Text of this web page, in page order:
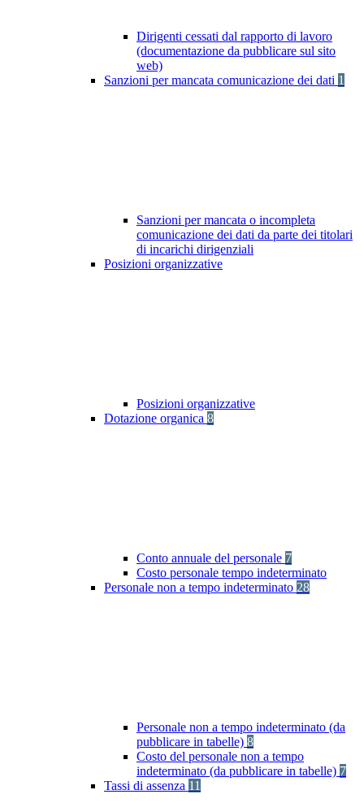
Dirigenti cessati dal rapporto di lavoro
(documentazione da pubblicare sul sito
web)
Sanzioni per mancata comunicazione dei dati 1
Sanzioni per mancata o incompleta
comunicazione dei dati da parte dei titolari
di incarichi dirigenziali
Posizioni organizzative
Posizioni organizzative
Dotazione organica 8
Conto annuale del personale 7
Costo personale tempo indeterminato
Personale non a tempo indeterminato 28
Personale non a tempo indeterminato (da
pubblicare in tabelle) 8
Costo del personale non a tempo
indeterminato (da pubblicare in tabelle) 7
Tassi di assenza 11